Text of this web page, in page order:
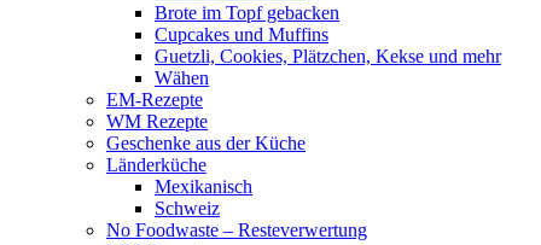
Brote im Topf gebacken
Cupcakes und Muffins
Guetzli, Cookies, Plätzchen, Kekse und mehr
Wähen
EM-Rezepte
WM Rezepte
Geschenke aus der Küche
Länderküche
Mexikanisch
Schweiz
No Foodwaste – Resteverwertung